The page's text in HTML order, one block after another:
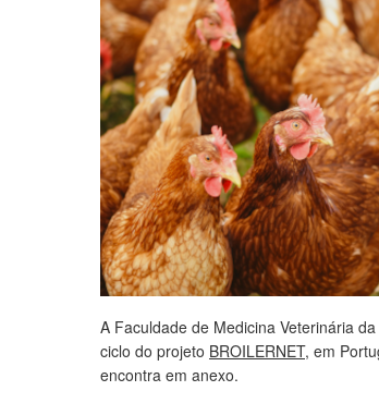
A Faculdade de Medicina Veterinária
ciclo do projeto BROILERNET, em
encontra em anexo.